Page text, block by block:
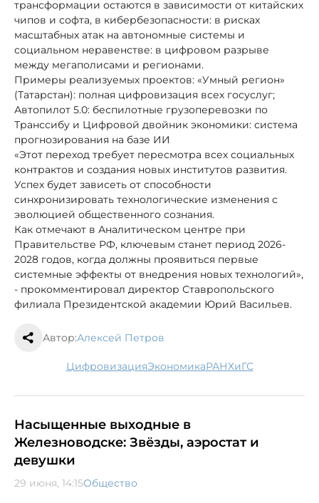
трансформации остаются в зависимости от китайских
чипов и софта, в кибербезопасности: в рисках
масштабных атак на автономные системы и
социальном неравенстве: в цифровом разрыве
между мегаполисами и регионами.
Примеры реализуемых проектов: «Умный регион»
(Татарстан): полная цифровизация всех госуслуг;
Автопилот 5.0: беспилотные грузоперевозки по
Транссибу и Цифровой двойник экономики: система
прогнозирования на базе ИИ
«Этот переход требует пересмотра всех социальных
контрактов и создания новых институтов развития.
Успех будет зависеть от способности
синхронизировать технологические изменения с
эволюцией общественного сознания.
Как отмечают в Аналитическом центре при
Правительстве РФ, ключевым станет период 2026-
2028 годов, когда должны проявиться первые
системные эффекты от внедрения новых технологий»,
- прокомментировал директор Ставропольского
филиала Президентской академии Юрий Васильев.
Автор:Алексей Петров
цифровизация экономика РАНХиГС
Насыщенные выходные в
Железноводске: Звёзды, аэростат и
девушки
29 июня, 14:15Общество